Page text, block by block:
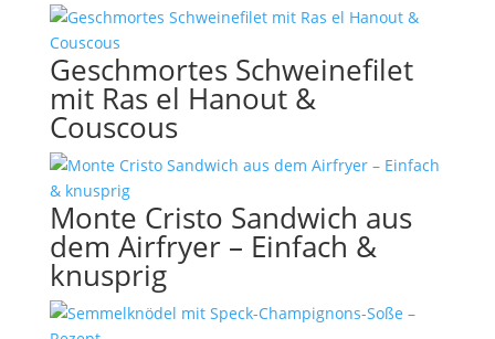
Geschmortes Schweinefilet
mit Ras el Hanout &
Couscous
Monte Cristo Sandwich aus
dem Airfryer – Einfach &
knusprig